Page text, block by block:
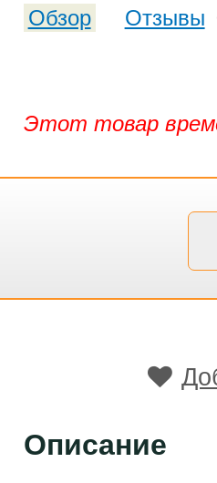
Обзор Отзывы
Этот товар
Описание